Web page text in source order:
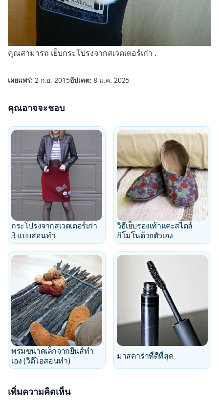
คุณสามารถ เย็บกระโปรงจากสเวตเตอร์เก่า .
เผยแพร่: 2 ก.ย. 2015อัปเดต: 8 ม.ค. 2025
คุณอาจจะชอบ
กระโปรงจากสเวตเตอร์เก่า
3 แบบสอนทำ
วิธีเย็บรองเท้าแตะสไตล์
กิโมโนด้วยตัวเอง
พรมขนาดเล็กจากยีนส์ทำ
เอง (วิดีโอสอนทำ)
มาสคาร่าที่ดีที่สุด
เพิ่มความคิดเห็น